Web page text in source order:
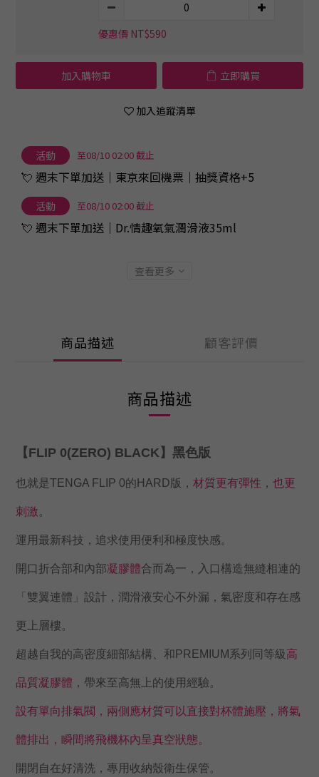
優惠價 NT$590
加入購物車 立即購買
加入追蹤清單
活動 至08/10 02:00 截止
💘 週末下單加送｜東京來回機票｜抽獎資格+5
活動 至08/10 02:00 截止
💘 週末下單加送｜Dr.情趣氧氣潤滑液35ml
查看更多
商品描述 顧客評價
商品描述
【FLIP 0(ZERO) BLACK】黑色版
也就是TENGA FLIP 0的HARD版， 材質更有彈性，也更
刺激。
運用最新科技，追求使用便利和極度快感。
開口折合部和內部凝膠體合而為一，入口構造無縫相連的
「雙翼連體」設計，潤滑液安心不外漏，氣密度和存在感
更上層樓。
超越自我的高密度細部結構、和PREMIUM系列同等級高
品質凝膠體 ，帶來至高無上的使用經驗。
設有單向排氣閥，兩側應材質可以直接對杯體施壓，將氣
體排出，瞬間將飛機杯內呈真空狀態。
開閉自在好清洗，專用收納殼衛生保管。